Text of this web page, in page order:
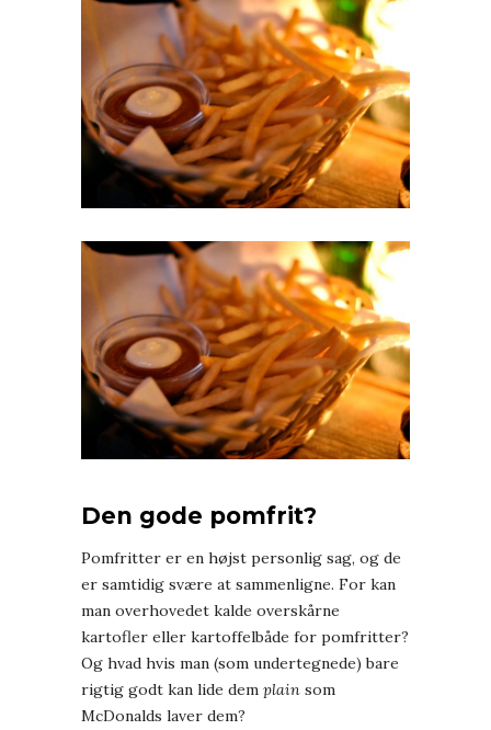
Den gode pomfrit?
Pomfritter er en højst personlig sag, og de
er samtidig svære at sammenligne. For kan
man overhovedet kalde overskårne
kartofler eller kartoffelbåde for pomfritter?
Og hvad hvis man (som undertegnede) bare
rigtig godt kan lide dem plain som
McDonalds laver dem?